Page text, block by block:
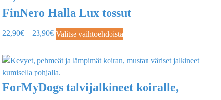
FinNero Halla Lux tossut
22,90€ – 23,90€ Valitse vaihtoehdoista
ForMyDogs talvijalkineet koiralle,